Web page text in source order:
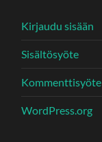
Kirjaudu sisään
Sisältösyöte
Kommenttisyöte
WordPress.org